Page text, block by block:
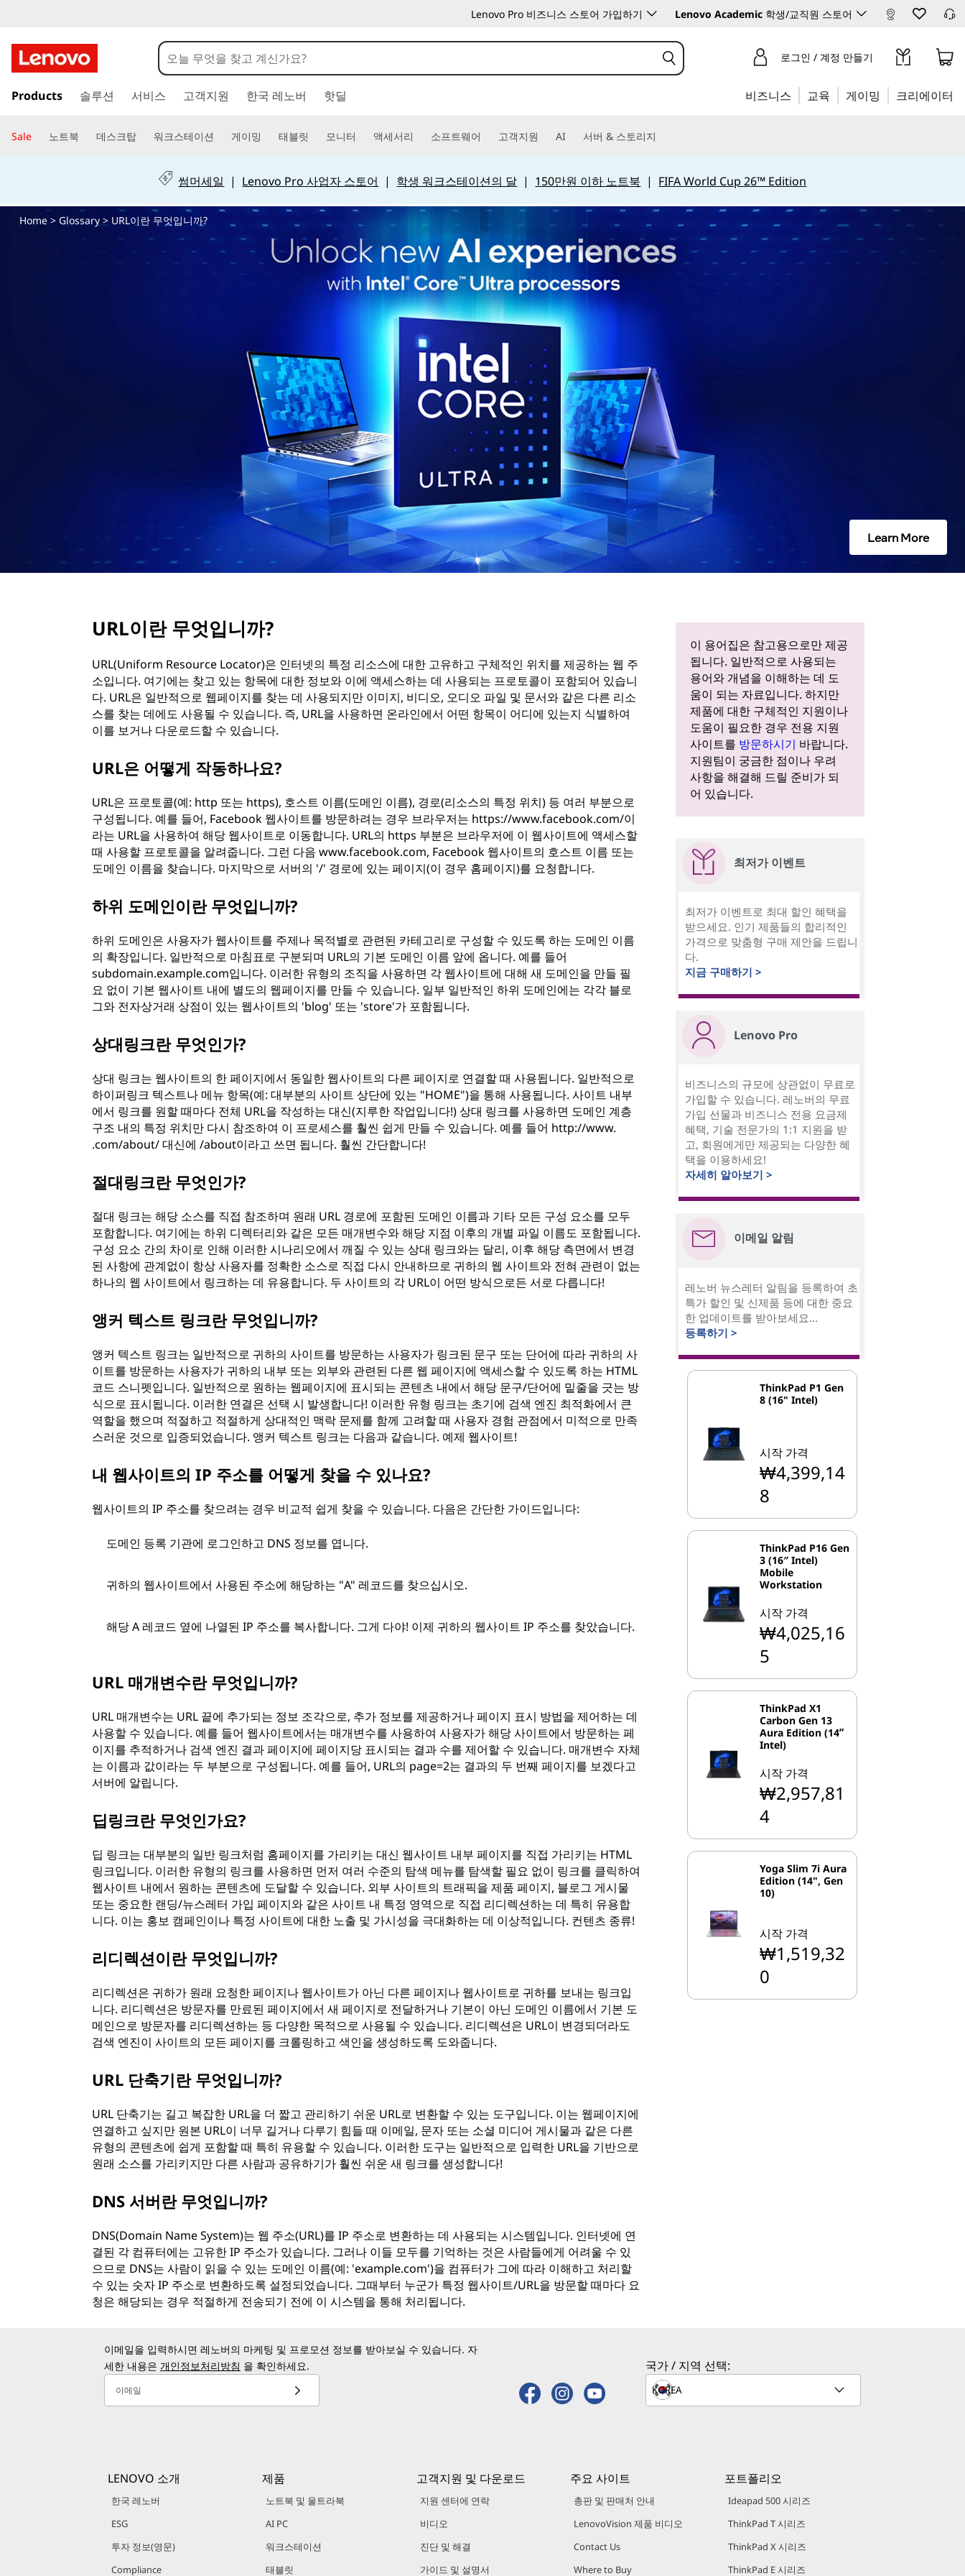
R
L
이
란
엇
Lenovo Pro 비즈니스 스토어 가입하기 Lenovo Academic 학생/교직원 스토어
요
텐
츠
기
로그인 / 계정 만들기
Products 솔루션 서비스 고객지원 한국 레노버 핫딜 비즈니스 교육 게이밍 크리에이터
Sale 노트북 데스크탑 워크스테이션 게이밍 태블릿 모니터 액세서리 소프트웨어 고객지원 AI 서버 & 스토리지
썸머세일 | Lenovo Pro 사업자 스토어 | 학생 워크스테이션의 달 | 150만원 이하 노트북 | FIFA World Cup 26™ Edition
Home> Glossary> URL이란 무엇입니까?
Learn More
URL이란 무엇입니까?
URL(Uniform Resource Locator)은 인터넷의 특정 리소스에 대한 고유하고 구체적인 위치를 제공하는 웹 주
소입니다. 여기에는 찾고 있는 항목에 대한 정보와 이에 액세스하는 데 사용되는 프로토콜이 포함되어 있습니
다. URL은 일반적으로 웹페이지를 찾는 데 사용되지만 이미지, 비디오, 오디오 파일 및 문서와 같은 다른 리소
스를 찾는 데에도 사용될 수 있습니다. 즉, URL을 사용하면 온라인에서 어떤 항목이 어디에 있는지 식별하여
이를 보거나 다운로드할 수 있습니다.
URL은 어떻게 작동하나요?
URL은 프로토콜(예: http 또는 https), 호스트 이름(도메인 이름), 경로(리소스의 특정 위치) 등 여러 부분으로
구성됩니다. 예를 들어, Facebook 웹사이트를 방문하려는 경우 브라우저는 https://www.facebook.com/이
라는 URL을 사용하여 해당 웹사이트로 이동합니다. URL의 https 부분은 브라우저에 이 웹사이트에 액세스할
때 사용할 프로토콜을 알려줍니다. 그런 다음 www.facebook.com, Facebook 웹사이트의 호스트 이름 또는
도메인 이름을 찾습니다. 마지막으로 서버의 '/' 경로에 있는 페이지(이 경우 홈페이지)를 요청합니다.
하위 도메인이란 무엇입니까?
하위 도메인은 사용자가 웹사이트를 주제나 목적별로 관련된 카테고리로 구성할 수 있도록 하는 도메인 이름
의 확장입니다. 일반적으로 마침표로 구분되며 URL의 기본 도메인 이름 앞에 옵니다. 예를 들어
subdomain.example.com입니다. 이러한 유형의 조직을 사용하면 각 웹사이트에 대해 새 도메인을 만들 필
요 없이 기본 웹사이트 내에 별도의 웹페이지를 만들 수 있습니다. 일부 일반적인 하위 도메인에는 각각 블로
그와 전자상거래 상점이 있는 웹사이트의 'blog' 또는 'store'가 포함됩니다.
상대링크란 무엇인가?
상대 링크는 웹사이트의 한 페이지에서 동일한 웹사이트의 다른 페이지로 연결할 때 사용됩니다. 일반적으로
하이퍼링크 텍스트나 메뉴 항목(예: 대부분의 사이트 상단에 있는 "HOME")을 통해 사용됩니다. 사이트 내부
에서 링크를 원할 때마다 전체 URL을 작성하는 대신(지루한 작업입니다!) 상대 링크를 사용하면 도메인 계층
구조 내의 특정 위치만 다시 참조하여 이 프로세스를 훨씬 쉽게 만들 수 있습니다. 예를 들어 http://www.
.com/about/ 대신에 /about이라고 쓰면 됩니다. 훨씬 간단합니다!
절대링크란 무엇인가?
절대 링크는 해당 소스를 직접 참조하며 원래 URL 경로에 포함된 도메인 이름과 기타 모든 구성 요소를 모두
포함합니다. 여기에는 하위 디렉터리와 같은 모든 매개변수와 해당 지점 이후의 개별 파일 이름도 포함됩니다.
구성 요소 간의 차이로 인해 이러한 시나리오에서 깨질 수 있는 상대 링크와는 달리, 이후 해당 측면에서 변경
된 사항에 관계없이 항상 사용자를 정확한 소스로 직접 다시 안내하므로 귀하의 웹 사이트와 전혀 관련이 없는
하나의 웹 사이트에서 링크하는 데 유용합니다. 두 사이트의 각 URL이 어떤 방식으로든 서로 다릅니다!
앵커 텍스트 링크란 무엇입니까?
앵커 텍스트 링크는 일반적으로 귀하의 사이트를 방문하는 사용자가 링크된 문구 또는 단어에 따라 귀하의 사
이트를 방문하는 사용자가 귀하의 내부 또는 외부와 관련된 다른 웹 페이지에 액세스할 수 있도록 하는 HTML
코드 스니펫입니다. 일반적으로 원하는 웹페이지에 표시되는 콘텐츠 내에서 해당 문구/단어에 밑줄을 긋는 방
식으로 표시됩니다. 이러한 연결은 선택 시 발생합니다! 이러한 유형 링크는 초기에 검색 엔진 최적화에서 큰
역할을 했으며 적절하고 적절하게 상대적인 맥락 문제를 함께 고려할 때 사용자 경험 관점에서 미적으로 만족
스러운 것으로 입증되었습니다. 앵커 텍스트 링크는 다음과 같습니다. 예제 웹사이트!
내 웹사이트의 IP 주소를 어떻게 찾을 수 있나요?
웹사이트의 IP 주소를 찾으려는 경우 비교적 쉽게 찾을 수 있습니다. 다음은 간단한 가이드입니다:
도메인 등록 기관에 로그인하고 DNS 정보를 엽니다.
귀하의 웹사이트에서 사용된 주소에 해당하는 "A" 레코드를 찾으십시오.
해당 A 레코드 옆에 나열된 IP 주소를 복사합니다. 그게 다야! 이제 귀하의 웹사이트 IP 주소를 찾았습니다.
URL 매개변수란 무엇입니까?
URL 매개변수는 URL 끝에 추가되는 정보 조각으로, 추가 정보를 제공하거나 페이지 표시 방법을 제어하는 데
사용할 수 있습니다. 예를 들어 웹사이트에서는 매개변수를 사용하여 사용자가 해당 사이트에서 방문하는 페
이지를 추적하거나 검색 엔진 결과 페이지에 페이지당 표시되는 결과 수를 제어할 수 있습니다. 매개변수 자체
는 이름과 값이라는 두 부분으로 구성됩니다. 예를 들어, URL의 page=2는 결과의 두 번째 페이지를 보겠다고
서버에 알립니다.
딥링크란 무엇인가요?
딥 링크는 대부분의 일반 링크처럼 홈페이지를 가리키는 대신 웹사이트 내부 페이지를 직접 가리키는 HTML
링크입니다. 이러한 유형의 링크를 사용하면 먼저 여러 수준의 탐색 메뉴를 탐색할 필요 없이 링크를 클릭하여
웹사이트 내에서 원하는 콘텐츠에 도달할 수 있습니다. 외부 사이트의 트래픽을 제품 페이지, 블로그 게시물
또는 중요한 랜딩/뉴스레터 가입 페이지와 같은 사이트 내 특정 영역으로 직접 리디렉션하는 데 특히 유용합
니다. 이는 홍보 캠페인이나 특정 사이트에 대한 노출 및 가시성을 극대화하는 데 이상적입니다. 컨텐츠 종류!
리디렉션이란 무엇입니까?
리디렉션은 귀하가 원래 요청한 페이지나 웹사이트가 아닌 다른 페이지나 웹사이트로 귀하를 보내는 링크입
니다. 리디렉션은 방문자를 만료된 페이지에서 새 페이지로 전달하거나 기본이 아닌 도메인 이름에서 기본 도
메인으로 방문자를 리디렉션하는 등 다양한 목적으로 사용될 수 있습니다. 리디렉션은 URL이 변경되더라도
검색 엔진이 사이트의 모든 페이지를 크롤링하고 색인을 생성하도록 도와줍니다.
URL 단축기란 무엇입니까?
URL 단축기는 길고 복잡한 URL을 더 짧고 관리하기 쉬운 URL로 변환할 수 있는 도구입니다. 이는 웹페이지에
연결하고 싶지만 원본 URL이 너무 길거나 다루기 힘들 때 이메일, 문자 또는 소셜 미디어 게시물과 같은 다른
유형의 콘텐츠에 쉽게 포함할 때 특히 유용할 수 있습니다. 이러한 도구는 일반적으로 입력한 URL을 기반으로
원래 소스를 가리키지만 다른 사람과 공유하기가 훨씬 쉬운 새 링크를 생성합니다!
DNS 서버란 무엇입니까?
DNS(Domain Name System)는 웹 주소(URL)를 IP 주소로 변환하는 데 사용되는 시스템입니다. 인터넷에 연
결된 각 컴퓨터에는 고유한 IP 주소가 있습니다. 그러나 이들 모두를 기억하는 것은 사람들에게 어려울 수 있
으므로 DNS는 사람이 읽을 수 있는 도메인 이름(예: 'example.com')을 컴퓨터가 그에 따라 이해하고 처리할
수 있는 숫자 IP 주소로 변환하도록 설정되었습니다. 그때부터 누군가 특정 웹사이트/URL을 방문할 때마다 요
청은 해당되는 경우 적절하게 전송되기 전에 이 시스템을 통해 처리됩니다.
이 용어집은 참고용으로만 제공
됩니다. 일반적으로 사용되는
용어와 개념을 이해하는 데 도
움이 되는 자료입니다. 하지만
제품에 대한 구체적인 지원이나
도움이 필요한 경우 전용 지원
사이트를 방문하시기 바랍니다.
지원팀이 궁금한 점이나 우려
사항을 해결해 드릴 준비가 되
어 있습니다.
최저가 이벤트
최저가 이벤트로 최대 할인 혜택을
받으세요. 인기 제품들의 합리적인
가격으로 맞춤형 구매 제안을 드립니
다.
지금 구매하기 >
Lenovo Pro
비즈니스의 규모에 상관없이 무료로
가입할 수 있습니다. 레노버의 무료
가입 선물과 비즈니스 전용 요금제
혜택, 기술 전문가의 1:1 지원을 받
고, 회원에게만 제공되는 다양한 혜
택을 이용하세요!
자세히 알아보기 >
이메일 알림
레노버 뉴스레터 알림을 등록하여 초
특가 할인 및 신제품 등에 대한 중요
한 업데이트를 받아보세요...
등록하기 >
ThinkPad P1 Gen
8 (16" Intel)
시작 가격
₩4,399,14
8
ThinkPad P16 Gen
3 (16″ Intel)
Mobile
Workstation
시작 가격
₩4,025,16
5
ThinkPad X1
Carbon Gen 13
Aura Edition (14ʺ
Intel)
시작 가격
₩2,957,81
4
Yoga Slim 7i Aura
Edition (14", Gen
10)
시작 가격
₩1,519,32
0
이메일을 입력하시면 레노버의 마케팅 및 프로모션 정보를 받아보실 수 있습니다. 자
세한 내용은 개인정보처리방침 을 확인하세요.
이메일
국가 / 지역 선택:
LENOVO 소개
한국 레노버
ESG
투자 정보(영문)
Compliance
제품
노트북 및 울트라북
AI PC
워크스테이션
태블릿
고객지원 및 다운로드
지원 센터에 연락
비디오
진단 및 해결
가이드 및 설명서
주요 사이트
총판 및 판매처 안내
LenovoVision 제품 비디오
Contact Us
Where to Buy
포트폴리오
Ideapad 500 시리즈
ThinkPad T 시리즈
ThinkPad X 시리즈
ThinkPad E 시리즈